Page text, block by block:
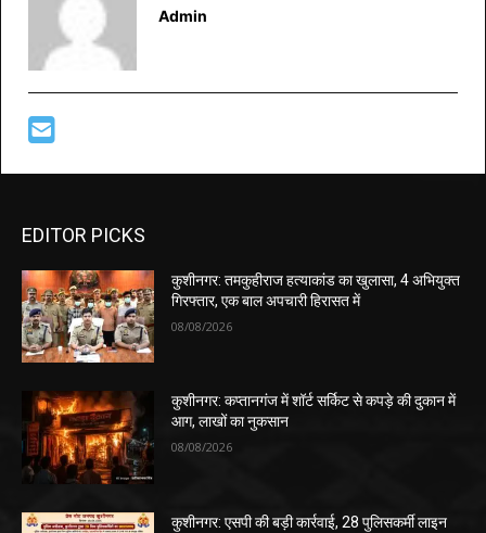
Admin
EDITOR PICKS
कुशीनगर: तमकुहीराज हत्याकांड का खुलासा, 4 अभियुक्त
गिरफ्तार, एक बाल अपचारी हिरासत में
08/08/2026
कुशीनगर: कप्तानगंज में शॉर्ट सर्किट से कपड़े की दुकान में
आग, लाखों का नुकसान
08/08/2026
कुशीनगर: एसपी की बड़ी कार्रवाई, 28 पुलिसकर्मी लाइन